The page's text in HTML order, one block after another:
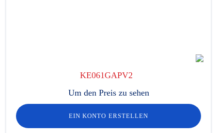
KE061GAPV2
Um den Preis zu sehen
EIN KONTO ERSTELLEN